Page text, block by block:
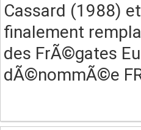
Cassard (1988)
finalement
des FrÃ©gates
dÃ©nommÃ©e